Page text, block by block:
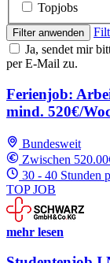
Topjobs
Filter anwenden
Ja, sendet mir
per E-Mail zu.
Ferienjob:
mind. 520€/
Bundesweit
Zwischen
30 - 40 Stunden
TOP JOB
mehr lesen